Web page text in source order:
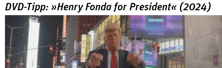
DVD-Tipp: »Henry Fonda for President« (2024)